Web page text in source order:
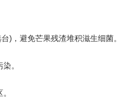
，避免芒果残渣堆积滋生细菌。
。